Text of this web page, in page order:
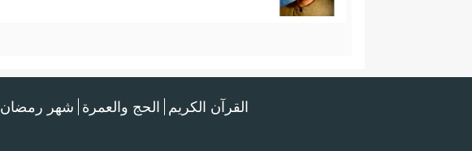
القرآن الكريم الحج والعمرة شهر رمضان